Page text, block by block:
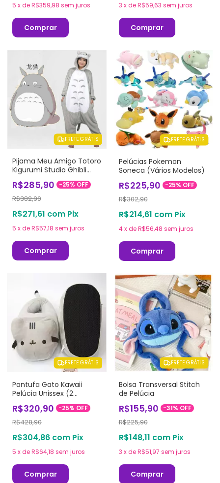
5 xdeR$359,98 sem juros
Comprar
3 xdeR$59,63 sem juros
Comprar
FRETE GRÁTIS
Pijama Meu Amigo Totoro
Kigurumi Studio Ghibli
(Adulto/Infantil)
R$285,90 -25% OFF
R$382,90
R$271,61 com Pix
5 xdeR$57,18 sem juros
Comprar
FRETE GRÁTIS
Pelúcias Pokemon
Soneca (Vários Modelos)
R$225,90 -25% OFF
R$302,90
R$214,61 com Pix
4 xdeR$56,48 sem juros
Comprar
FRETE GRÁTIS
Pantufa Gato Kawaii
Pelúcia Unissex (2
modelos)
R$320,90 -25% OFF
R$428,90
R$304,86 com Pix
5 xdeR$64,18 sem juros
Comprar
FRETE GRÁTIS
Bolsa Transversal Stitch
de Pelúcia
R$155,90 -31% OFF
R$225,90
R$148,11 com Pix
3 xdeR$51,97 sem juros
Comprar